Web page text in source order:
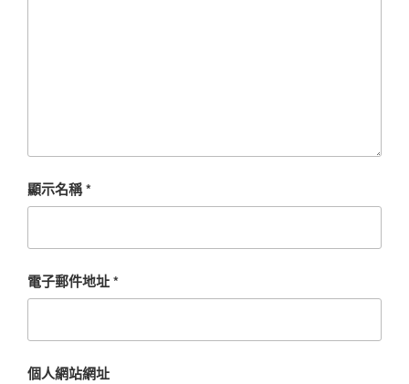
顯示名稱*
電子郵件地址*
個人網站網址